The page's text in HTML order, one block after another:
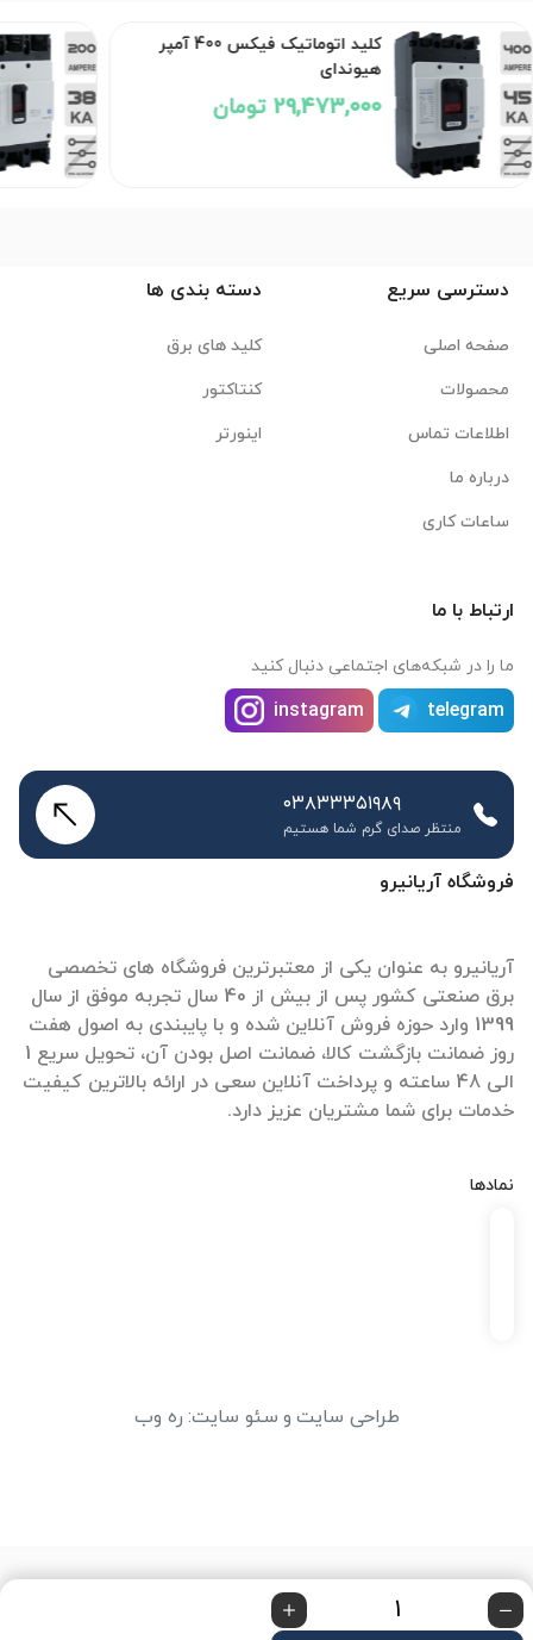
کلید اتوماتیک فیکس 400 آمپر
هیوندای
29,473,000 تومان
فروشگاه آریانیرو
آریانیرو به عنوان یکی از معتبرترین فروشگاه های تخصصی
برق صنعتی کشور پس از بیش از 40 سال تجربه موفق از سال
1399 وارد حوزه فروش آنلاین شده و با پایبندی به اصول هفت
روز ضمانت بازگشت کالا، ضمانت اصل بودن آن، تحویل سریع 1
الی 48 ساعته و پرداخت آنلاین سعی در ارائه بالاترین کیفیت
خدمات برای شما مشتریان عزیز دارد.
نمادها
دسترسی سریع
صفحه اصلی
محصولات
اطلاعات تماس
درباره ما
ساعات کاری
دسته بندی ها
کلید های برق
کنتاکتور
اینورتر
ارتباط با ما
ما را در شبکه‌های اجتماعی دنبال کنید
telegram
instagram
۰۳۸۳۳۳۵۱۹۸۹
منتظر صدای گرم شما هستیم
طراحی سایت و سئو سایت: ره وب